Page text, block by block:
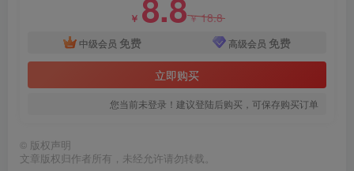
￥ ￥18.8
中级会员 免费 高级会员 免费
立即购买
您当前未登录！建议登陆后购买，可保存购买订单
© 版权声明
文章版权归作者所有，未经允许请勿转载。